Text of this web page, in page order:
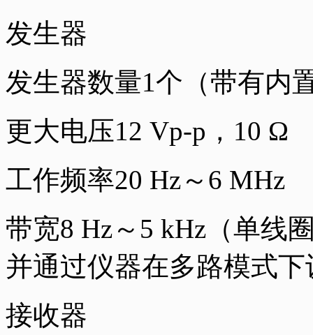
发生器
发生器数量1个（带有内
更大电压12 Vp-p，10 Ω
工作频率20 Hz～6 MHz
带宽8 Hz～5 kHz（单线
并通过仪器在多路模式下
接收器